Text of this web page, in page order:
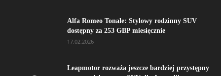
Alfa Romeo Tonale: Stylowy rodzinny SUV
dostępny za 253 GBP miesięcznie
17.02.2026
Leapmotor rozważa jeszcze bardziej przystępny